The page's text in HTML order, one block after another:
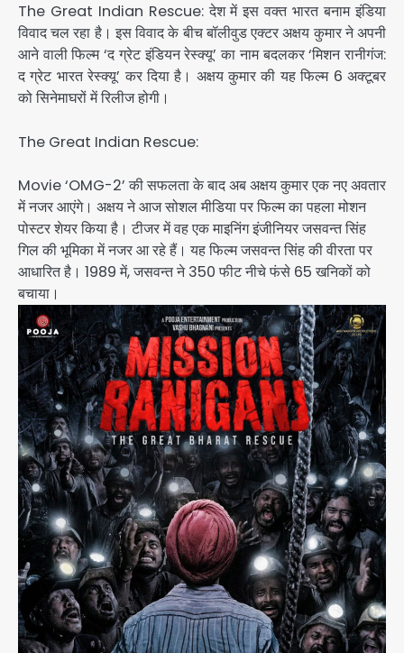
The Great Indian Rescue: देश में इस वक्त भारत बनाम इंडिया
विवाद चल रहा है। इस विवाद के बीच बॉलीवुड एक्टर अक्षय कुमार ने अपनी
आने वाली फिल्म ‘द ग्रेट इंडियन रेस्क्यू’ का नाम बदलकर ‘मिशन रानीगंज:
द ग्रेट भारत रेस्क्यू’ कर दिया है। अक्षय कुमार की यह फिल्म 6 अक्टूबर
को सिनेमाघरों में रिलीज होगी।
The Great Indian Rescue:
Movie ‘OMG-2’ की सफलता के बाद अब अक्षय कुमार एक नए अवतार
में नजर आएंगे। अक्षय ने आज सोशल मीडिया पर फिल्म का पहला मोशन
पोस्टर शेयर किया है। टीजर में वह एक माइनिंग इंजीनियर जसवन्त सिंह
गिल की भूमिका में नजर आ रहे हैं। यह फिल्म जसवन्त सिंह की वीरता पर
आधारित है। 1989 में, जसवन्त ने 350 फीट नीचे फंसे 65 खनिकों को
बचाया।